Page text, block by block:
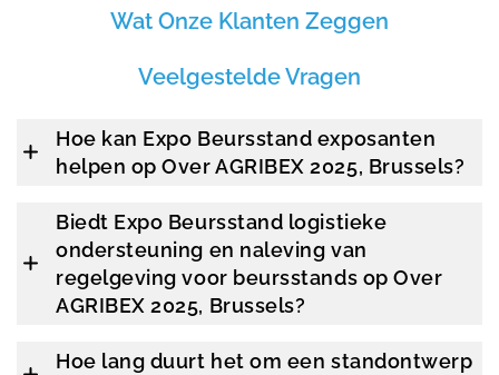
Wat Onze Klanten Zeggen
Veelgestelde Vragen
Hoe kan Expo Beursstand exposanten
helpen op Over AGRIBEX 2025, Brussels?
Biedt Expo Beursstand logistieke
ondersteuning en naleving van
regelgeving voor beursstands op Over
AGRIBEX 2025, Brussels?
Hoe lang duurt het om een standontwerp